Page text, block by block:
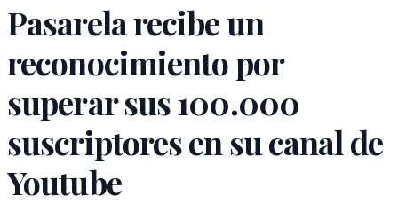
Pasarela recibe un
reconocimiento por
superar sus 100.000
suscriptores en su canal de
Youtube